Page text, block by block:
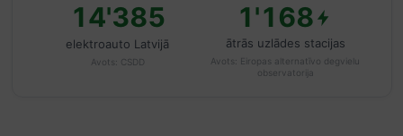
14'385
elektroauto Latvijā
Avots: CSDD
1'168
ātrās uzlādes stacijas
Avots:
Eiropas alternatīvo degvielu
observatorija